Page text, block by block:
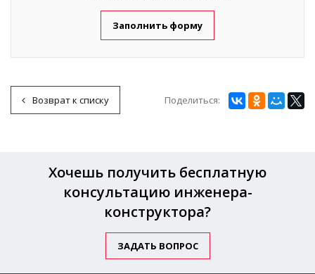
Заполнить форму
Возврат к списку Поделиться:
Хочешь получить бесплатную
консультацию инженера-
конструктора?
ЗАДАТЬ ВОПРОС